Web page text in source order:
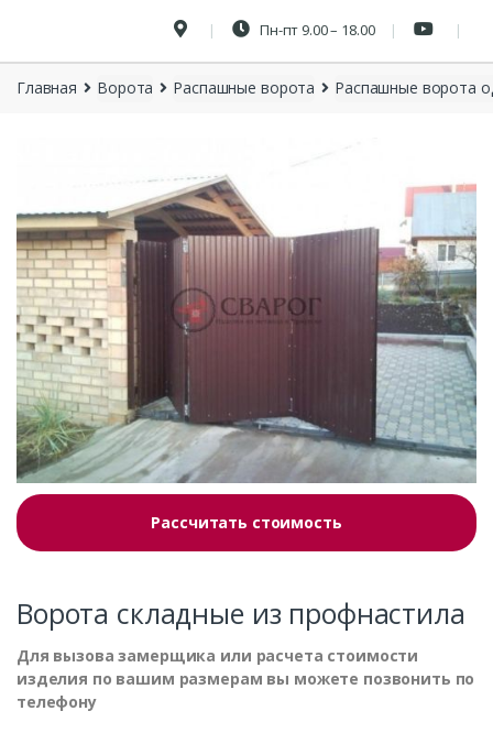
Пн-пт 9.00 – 18.00
Главная Ворота Распашные ворота Распашные ворота
Рассчитать стоимость
Ворота складные из профнастила
Для вызова замерщика или расчета стоимости
изделия по вашим размерам вы можете позвонить по
телефону